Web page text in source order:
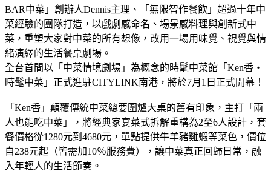
BAR中菜」創辦人Dennis主理、「無限智作餐飲」超過十年中
菜經驗的團隊打造，以戲劇感命名、場景感料理與創新式中
菜，重塑大家對中菜的所有想像，改用一場用味覺、視覺與情
緒演繹的生活餐桌劇場。
全台首間以「中菜情境劇場」為概念的時髦中菜館「Ken香‧
時髦中菜」正式進駐CITYLINK南港，將於7月1日正式開幕！
「Ken香」顛覆傳統中菜總要圍爐大桌的舊有印象，主打「兩
人也能吃中菜」，將經典家宴菜式拆解重構為2至6人設計，套
餐價格從1280元到4680元，單點提供牛羊豬雞蝦等菜色，價位
自238元起（皆需加10％服務費），讓中菜真正回歸日常，融
入年輕人的生活節奏。